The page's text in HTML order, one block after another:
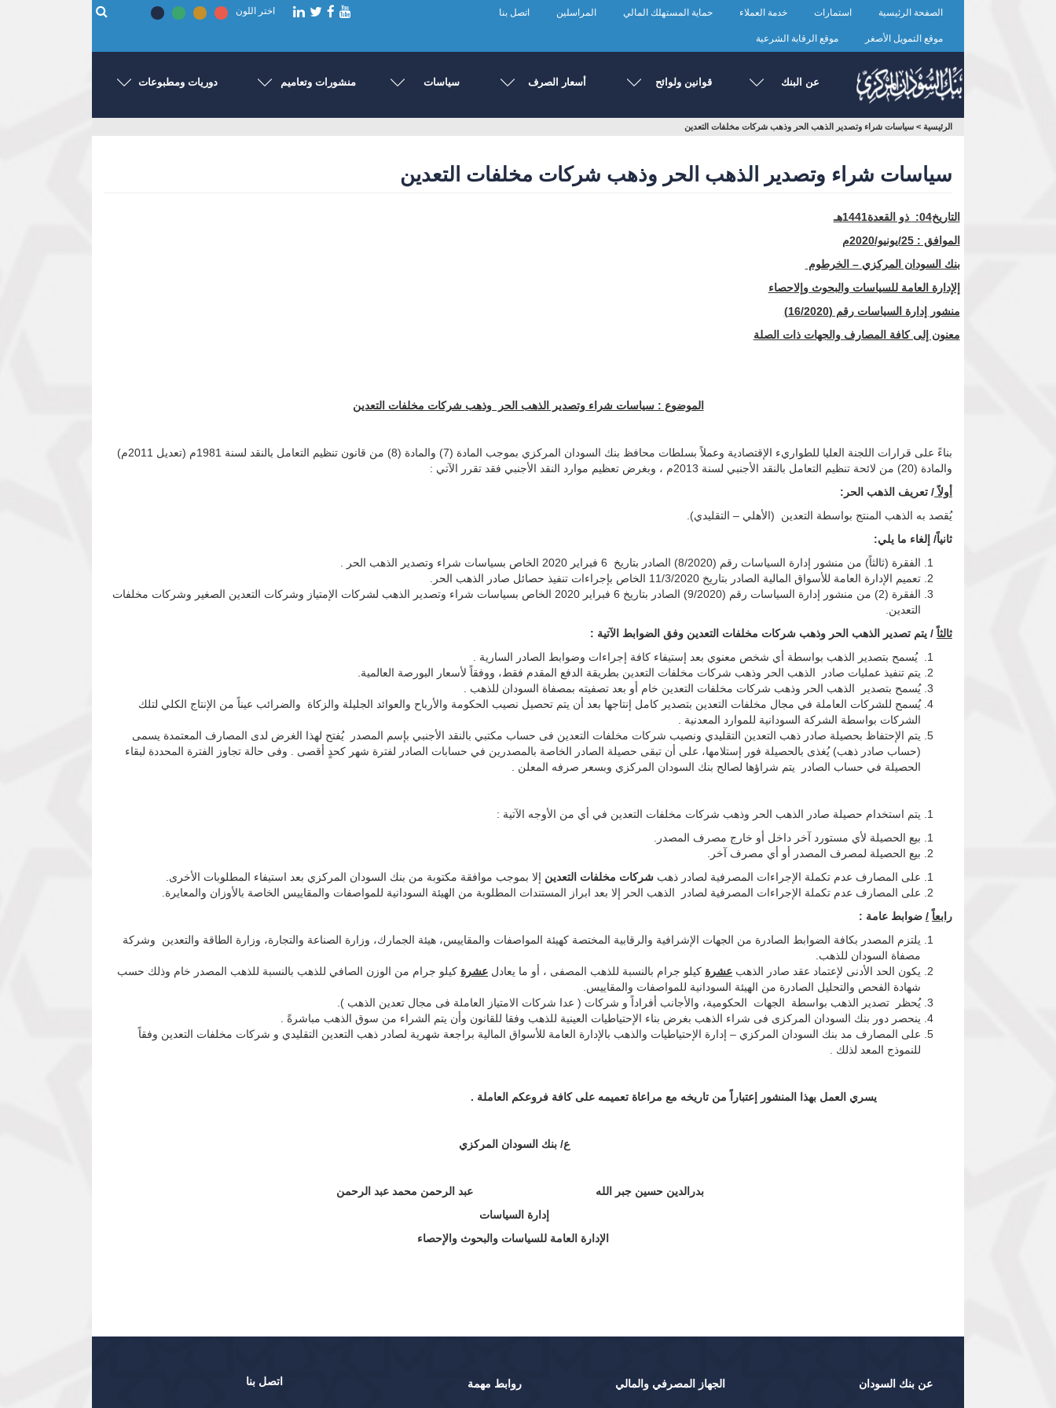
الصفحة الرئيسية استمارات خدمة العملاء حماية المستهلك المالي المراسلين اتصل بنا
موقع التمويل الأصغر موقع الرقابة الشرعية
اختر اللون
عن البنك قوانين ولوائح أسعار الصرف سياسات منشورات وتعاميم دوريات ومطبوعات
أنت
الرئيسية > سياسات شراء وتصدير الذهب الحر وذهب شركات مخلفات التعدين
سياسات شراء وتصدير الذهب الحر وذهب شركات مخلفات التعدين
التاريخ04:
ذو القعدة1441هـ
الموافق :25/يونيو/2020م
بنك السودان المركزي – الخرطوم
إلإدارة العامة للسياسات والبحوث وإلاحصاء
منشور إدارة السياسات رقم (16/2020)
معنون إلى كافة المصارف والجهات ذات الصلة
الموضوع : سياسات شراء وتصدير الذهب الحر وذهب شركات مخلفات التعدين
بناءً على قرارات اللجنة العليا للطواريء الإقتصادية وعملاً بسلطات محافظ بنك السودان المركزي بموجب المادة (7) والمادة (8) من قانون تنظيم التعامل بالنقد لسنة 1981م (تعديل 2011م)
والمادة (20) من لائحة تنظيم التعامل بالنقد الأجنبي لسنة 2013م ، وبغرض تعظيم موارد النقد الأجنبي فقد تقرر الآتي :
أولاً/ تعريف الذهب الحر:
يُقصد به الذهب المنتج بواسطة التعدين (الأهلي – التقليدي).
ثانياً/ إلغاء ما يلي:
الفقرة (ثالثاً) من منشور إدارة السياسات رقم (8/2020) الصادر بتاريخ 6 فبراير 2020 الخاص بسياسات شراء وتصدير الذهب الحر .
تعميم الإدارة العامة للأسواق المالية الصادر بتاريخ 11/3/2020 الخاص بإجراءات تنفيذ حصائل صادر الذهب الحر.
الفقرة (2) من منشور إدارة السياسات رقم (9/2020) الصادر بتاريخ 6 فبراير 2020 الخاص بسياسات شراء وتصدير الذهب لشركات الإمتياز وشركات التعدين الصغير وشركات مخلفات
التعدين.
ثالثاً / يتم تصدير الذهب الحر وذهب شركات مخلفات التعدين وفق الضوابط الآتية :
يُسمح بتصدير الذهب بواسطة أي شخص معنوي بعد إستيفاء كافة إجراءات وضوابط الصادر السارية .
يتم تنفيذ عمليات صادر الذهب الحر وذهب شركات مخلفات التعدين بطريقة الدفع المقدم فقط، ووفقاً لأسعار البورصة العالمية.
يُسمح بتصدير الذهب الحر وذهب شركات مخلفات التعدين خام أو بعد تصفيته بمصفاة السودان للذهب .
يُسمح للشركات العاملة في مجال مخلفات التعدين بتصدير كامل إنتاجها بعد أن يتم تحصيل نصيب الحكومة والأرباح والعوائد الجليلة والزكاة والضرائب عيناً من الإنتاج الكلي لتلك
الشركات بواسطة الشركة السودانية للموارد المعدنية .
يتم الإحتفاظ بحصيلة صادر ذهب التعدين التقليدي ونصيب شركات مخلفات التعدين فى حساب مكتبي بالنقد الأجنبي بإسم المصدر يُفتح لهذا الغرض لدى المصارف المعتمدة يسمى
(حساب صادر ذهب) يُغذى بالحصيلة فور إستلامها، على أن تبقى حصيلة الصادر الخاصة بالمصدرين في حسابات الصادر لفترة شهر كحدٍ أقصى . وفى حالة تجاوز الفترة المحددة لبقاء
الحصيلة في حساب الصادر يتم شراؤها لصالح بنك السودان المركزي وبسعر صرفه المعلن .
يتم استخدام حصيلة صادر الذهب الحر وذهب شركات مخلفات التعدين في أي من الأوجه الآتية :
بيع الحصيلة لأي مستورد آخر داخل أو خارج مصرف المصدر.
بيع الحصيلة لمصرف المصدر أو أي مصرف آخر.
على المصارف عدم تكملة الإجراءات المصرفية لصادر ذهب شركات مخلفات التعدين إلا بموجب موافقة مكتوبة من بنك السودان المركزي بعد استيفاء المطلوبات الأخرى.
على المصارف عدم تكملة الإجراءات المصرفية لصادر الذهب الحر إلا بعد ابراز المستندات المطلوبة من الهيئة السودانية للمواصفات والمقاييس الخاصة بالأوزان والمعايرة.
رابعاً / ضوابط عامة :
يلتزم المصدر بكافة الضوابط الصادرة من الجهات الإشرافية والرقابية المختصة كهيئة المواصفات والمقاييس، هيئة الجمارك، وزارة الصناعة والتجارة، وزارة الطاقة والتعدين وشركة
مصفاة السودان للذهب.
يكون الحد الأدنى لإعتماد عقد صادر الذهب عشرة كيلو جرام بالنسبة للذهب المصفى ، أو ما يعادل عشرة كيلو جرام من الوزن الصافي للذهب بالنسبة للذهب المصدر خام وذلك حسب
شهادة الفحص والتحليل الصادرة من الهيئة السودانية للمواصفات والمقاييس.
يُحظر تصدير الذهب بواسطة الجهات الحكومية، والأجانب أفراداً و شركات ( عدا شركات الامتياز العاملة فى مجال تعدين الذهب ).
ينحصر دور بنك السودان المركزى فى شراء الذهب بغرض بناء الإحتياطيات العينية للذهب وفقا للقانون وأن يتم الشراء من سوق الذهب مباشرةً .
على المصارف مد بنك السودان المركزي – إدارة الإحتياطيات والذهب بالإدارة العامة للأسواق المالية براجعة شهرية لصادر ذهب التعدين التقليدي و شركات مخلفات التعدين وفقاً
للنموذج المعد لذلك .
يسري العمل بهذا المنشور إعتباراً من تاريخه مع مراعاة تعميمه على كافة فروعكم العاملة .
ع/ بنك السودان المركزي
بدرالدين حسين جبر الله عبد الرحمن محمد عبد الرحمن
إدارة السياسات
الإدارة العامة للسياسات والبحوث والإحصاء
اتصل بنا عن بنك السودان الجهاز المصرفي والمالي روابط مهمة